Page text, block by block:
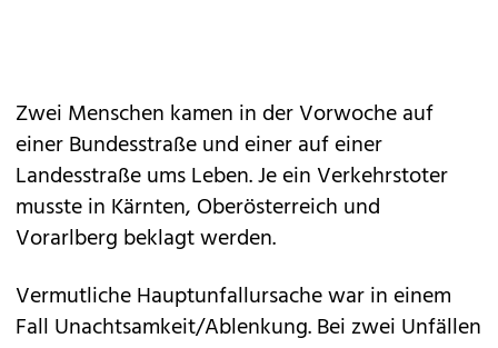
Zwei Menschen kamen in der Vorwoche auf
einer Bundesstraße und einer auf einer
Landesstraße ums Leben. Je ein Verkehrstoter
musste in Kärnten, Oberösterreich und
Vorarlberg beklagt werden.
Vermutliche Hauptunfallursache war in einem
Fall Unachtsamkeit/Ablenkung. Bei zwei Unfällen